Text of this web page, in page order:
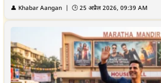
👤 Khabar Aangan | 🕒 25 अप्रैल 2026, 09:39 AM